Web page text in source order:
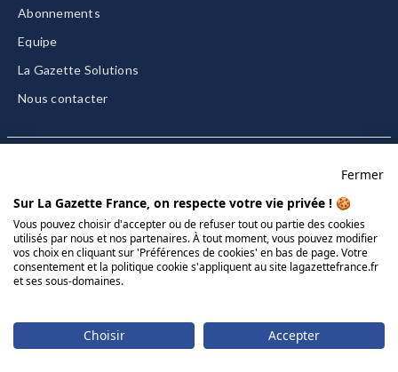
Abonnements
Equipe
La Gazette Solutions
Nous contacter
CGU/CGV
Données personnelles
Charte sur les cookies
© 2026 La Gazette France
Fermer
Sur La Gazette France, on respecte votre vie privée ! 🍪
Vous pouvez choisir d'accepter ou de refuser tout ou partie des cookies
utilisés par nous et nos partenaires. À tout moment, vous pouvez modifier
vos choix en cliquant sur 'Préférences de cookies' en bas de page. Votre
consentement et la politique cookie s'appliquent au site lagazettefrance.fr
et ses sous-domaines.
Choisir Accepter